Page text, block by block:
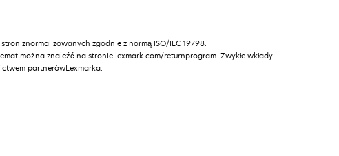
znormalizowanych zgodnie z normą ISO/IEC 19798.
można znaleźć na stronie lexmark.com/returnprogram. Zwykłe wkłady
partnerówLexmarka.